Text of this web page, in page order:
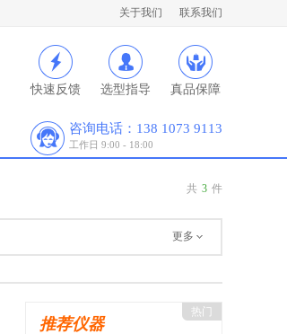
关于我们 联系我们
快速反馈 选型指导 真品保障
咨询电话：138 1073 9113
工作日 9:00 - 18:00
共 3 件
更多
热门
推荐仪器